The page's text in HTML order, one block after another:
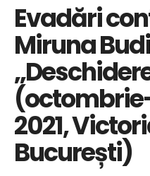
Evadări
Miruna
2021,
București)